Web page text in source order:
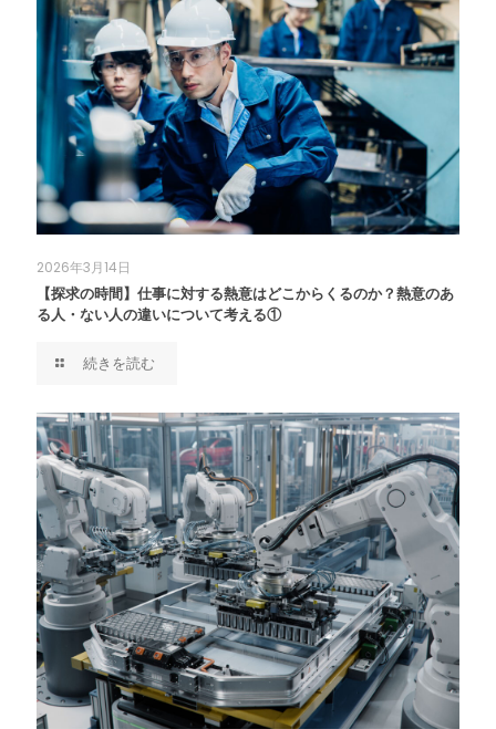
2026年3月14日
【探求の時間】仕事に対する熱意はどこからくるのか？熱意のあ
る人・ない人の違いについて考える①
続きを読む